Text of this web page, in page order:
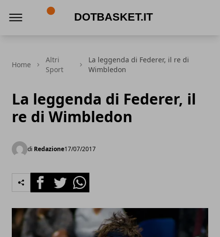
Home
Altri
Sport
La leggenda di Federer, il re di
Wimbledon
La leggenda di Federer, il
re di Wimbledon
di Redazione17/07/2017
FacebookTwitterWhatsapp